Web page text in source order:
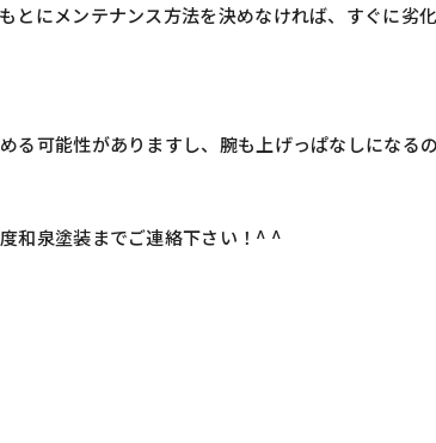
とにメンテナンス方法を決めなければ、すぐに劣
可能性がありますし、腕も上げっぱなしになる
和泉塗装までご連絡下さい！ ^ ^